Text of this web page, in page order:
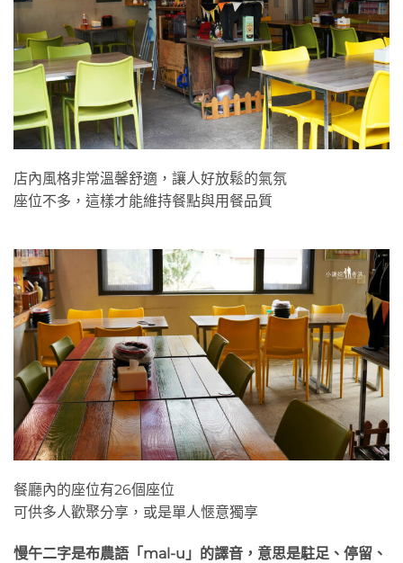
店內風格非常溫馨舒適，讓人好放鬆的氣氛
座位不多，這樣才能維持餐點與用餐品質
餐廳內的座位有26個座位
可供多人歡聚分享，或是單人愜意獨享
慢午二字是布農語「mal-u」的譯音，意思是駐足、停留、